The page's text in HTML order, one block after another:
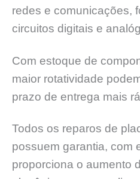
redes e comunicações,
circuitos digitais e
Com estoque de
maior rotatividade
prazo de entrega mais
Todos os reparos de
possuem garantia, com
proporciona o aumento